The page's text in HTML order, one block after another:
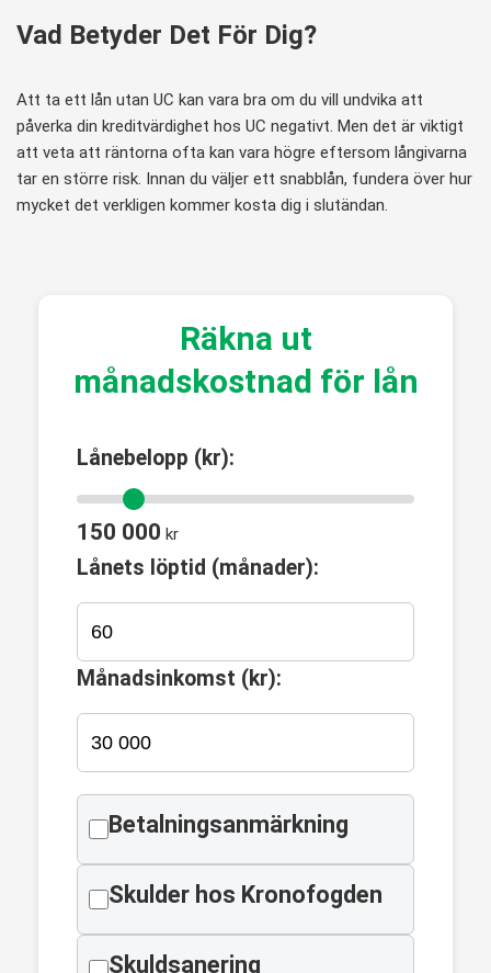
Vad Betyder Det För Dig?
Att ta ett lån utan UC kan vara bra om du vill undvika att
påverka din kreditvärdighet hos UC negativt. Men det är viktigt
att veta att räntorna ofta kan vara högre eftersom långivarna
tar en större risk. Innan du väljer ett snabblån, fundera över hur
mycket det verkligen kommer kosta dig i slutändan.
Räkna ut
månadskostnad för lån
Lånebelopp (kr):
150 000 kr
Lånets löptid (månader):
Månadsinkomst (kr):
Betalningsanmärkning
Skulder hos Kronofogden
Skuldsanering